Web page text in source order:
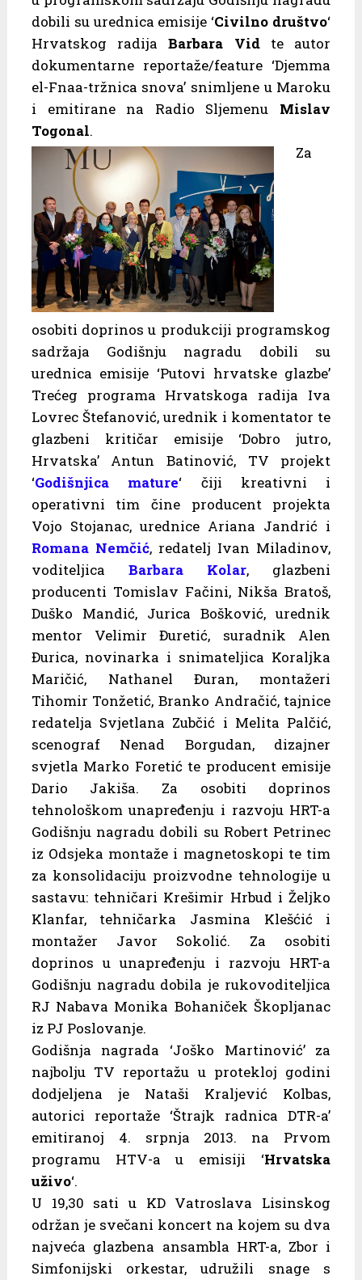
dobili su urednica emisije ‘Civilno društvo‘
Hrvatskog radijaBarbara Vidte autor
dokumentarne reportaže/feature ‘Djemma
el-Fnaa-tržnica snova’ snimljene u Maroku
i emitirane na Radio Sljemenu Mislav
Togonal.
Za
osobiti doprinos u produkciji programskog
sadržaja Godišnju nagradu dobili su
urednica emisije ‘Putovi hrvatske glazbe’
Trećeg programa Hrvatskoga radija Iva
Lovrec Štefanović, urednik i komentator te
glazbeni kritičar emisije ‘Dobro jutro,
Hrvatska’ Antun Batinović, TV projekt
‘Godišnjica mature‘ čiji kreativni i
operativni tim čine producent projekta
Vojo Stojanac, urednice Ariana Jandrić i
Romana Nemčić, redatelj Ivan Miladinov,
voditeljica Barbara Kolar, glazbeni
producenti Tomislav Fačini, Nikša Bratoš,
Duško Mandić, Jurica Bošković, urednik
mentor Velimir Đuretić, suradnik Alen
Đurica, novinarka i snimateljica Koraljka
Maričić, Nathanel Đuran, montažeri
Tihomir Tonžetić, Branko Andračić, tajnice
redatelja Svjetlana Zubčić i Melita Palčić,
scenograf Nenad Borgudan, dizajner
svjetla Marko Foretić te producent emisije
Dario Jakiša. Za osobiti doprinos
tehnološkom unapređenju i razvoju HRT-a
Godišnju nagradu dobili su Robert Petrinec
iz Odsjeka montaže i magnetoskopi te tim
za konsolidaciju proizvodne tehnologije u
sastavu: tehničari Krešimir Hrbud i Željko
Klanfar, tehničarka Jasmina Klešćić i
montažer Javor Sokolić. Za osobiti
doprinos u unapređenju i razvoju HRT-a
Godišnju nagradu dobila je rukovoditeljica
RJ Nabava Monika Bohaniček Škopljanac
iz PJ Poslovanje.
Godišnja nagrada ‘Joško Martinović’ za
najbolju TV reportažu u protekloj godini
dodjeljena je Nataši Kraljević Kolbas,
autorici reportaže ‘Štrajk radnica DTR-a’
emitiranoj 4. srpnja 2013. na Prvom
programu HTV-a u emisiji ‘Hrvatska
uživo‘.
U 19,30 sati u KD Vatroslava Lisinskog
održan je svečani koncert na kojem su dva
najveća glazbena ansambla HRT-a, Zbor i
Simfonijski orkestar, udružili snage s